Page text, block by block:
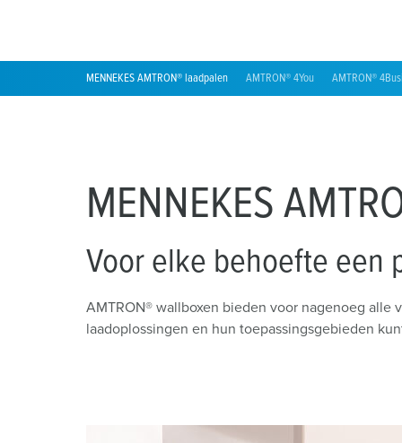
MENNEKES AMTRON® laadpalen AMTRON® 4You AMTRON®
MENNEKES
Voor elke behoefte een
AMTRON® wallboxen bieden voor nagenoeg
laadoplossingen en hun toepassingsgebieden